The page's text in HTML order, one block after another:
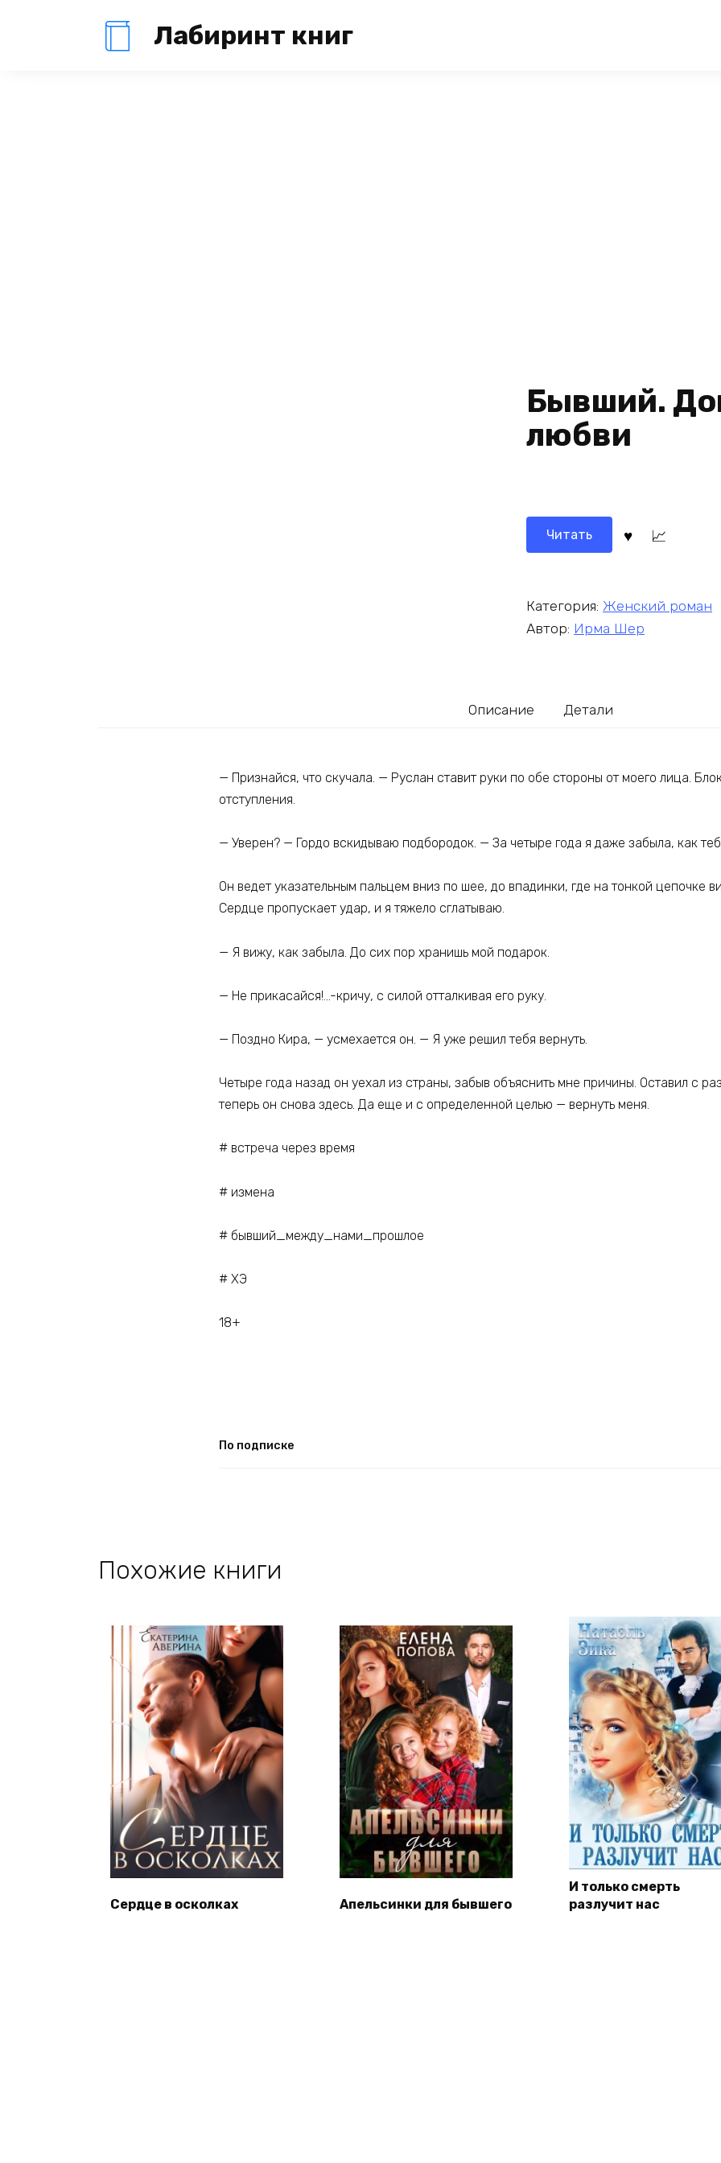
Лабиринт книг
Бывший.
любви
Читать
Категория: Женский роман
Автор: Ирма Шер
Описание Детали
— Признайся, что скучала. — Руслан ставит руки по обе стороны от моего лица.
отступления.
— Уверен? — Гордо вскидываю подбородок. — За четыре года я даже забыла, как
Он ведет указательным пальцем вниз по шее, до впадинки, где на тонкой цепочке
Сердце пропускает удар, и я тяжело сглатываю.
— Я вижу, как забыла. До сих пор хранишь мой подарок.
— Не прикасайся!…-кричу, с силой отталкивая его руку.
— Поздно Кира, — усмехается он. — Я уже решил тебя вернуть.
Четыре года назад он уехал из страны, забыв объяснить мне причины. Оставил с
теперь он снова здесь. Да еще и с определенной целью — вернуть меня.
# встреча через время
# измена
# бывший_между_нами_прошлое
# ХЭ
18+
По подписке
Похожие книги
Сердце в осколках Апельсинки для бывшего
И только смерть
разлучит нас